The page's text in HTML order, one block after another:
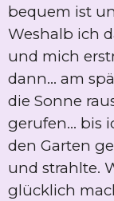
bequem ist
Weshalb ich
und mich
dann... am
die Sonne
gerufen... bis
den Garten
und strahlte.
glücklich